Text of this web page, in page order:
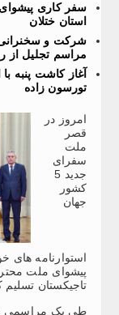
سفر کاری
استان ختلان
شرکت و سخنرانی
مراسم تجلیل از
آغاز کاشت پنبه
تورسون زاده
امروز در
قصر
ملت
سفرای
جدید 5
کشور
جهان
استوارنامه های
پیشوای ملت
تاجیکستان تسلیم
طی یک مراسمی